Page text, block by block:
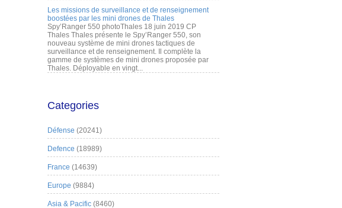
Les missions de surveillance et de renseignement
boostées par les mini drones de Thales
Spy’Ranger 550 photoThales 18 juin 2019 CP
Thales Thales présente le Spy’Ranger 550, son
nouveau système de mini drones tactiques de
surveillance et de renseignement. Il complète la
gamme de systèmes de mini drones proposée par
Thales. Déployable en vingt...
Categories
Défense (20241)
Defence (18989)
France (14639)
Europe (9884)
Asia & Pacific (8460)